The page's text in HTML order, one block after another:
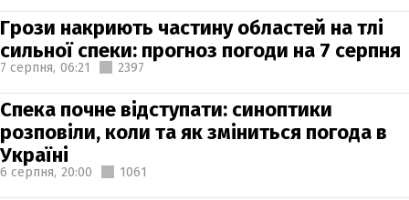
Грози накриють частину областей на тлі
сильної спеки: прогноз погоди на 7 серпня
7 серпня, 06:21 2397
Спека почне відступати: синоптики
розповіли, коли та як зміниться погода в
Україні
6 серпня, 20:00 1061